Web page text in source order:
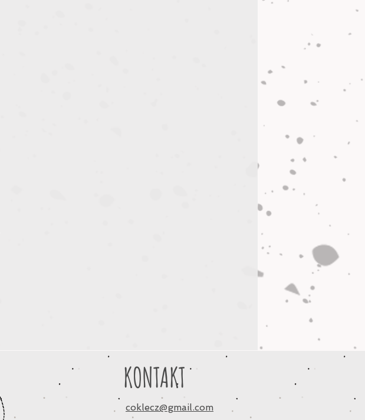
KONTAKT
coklecz@gmail.com